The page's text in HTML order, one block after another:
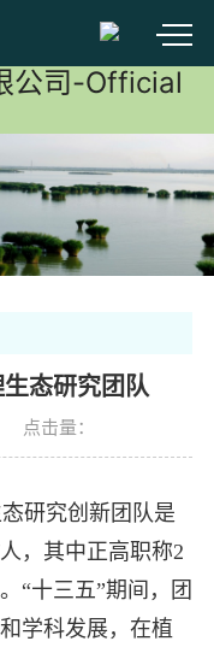
公司-Official
态研究团队
点击量：
研究创新团队是
，其中正高职称2
“十三五”期间，团
学科发展，在植